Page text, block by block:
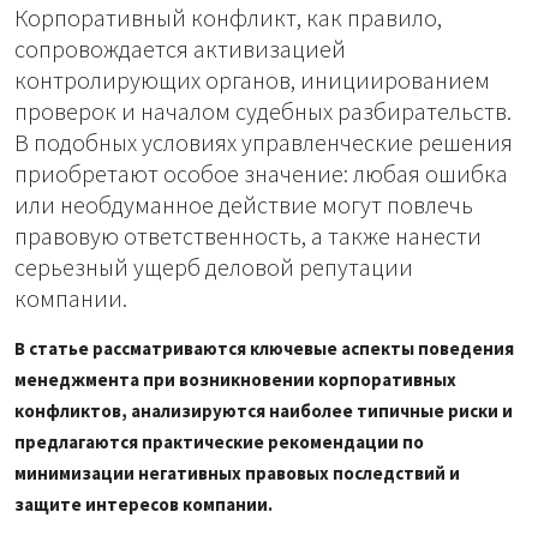
Подписка
Корпоративный конфликт, как правило,
сопровождается активизацией
контролирующих органов, инициированием
проверок и началом судебных разбирательств.
В подобных условиях управленческие решения
приобретают особое значение: любая ошибка
или необдуманное действие могут повлечь
правовую ответственность, а также нанести
серьезный ущерб деловой репутации
компании.
В статье рассматриваются ключевые аспекты поведения
менеджмента при возникновении корпоративных
конфликтов, анализируются наиболее типичные риски и
предлагаются практические рекомендации по
минимизации негативных правовых последствий и
защите интересов компании.